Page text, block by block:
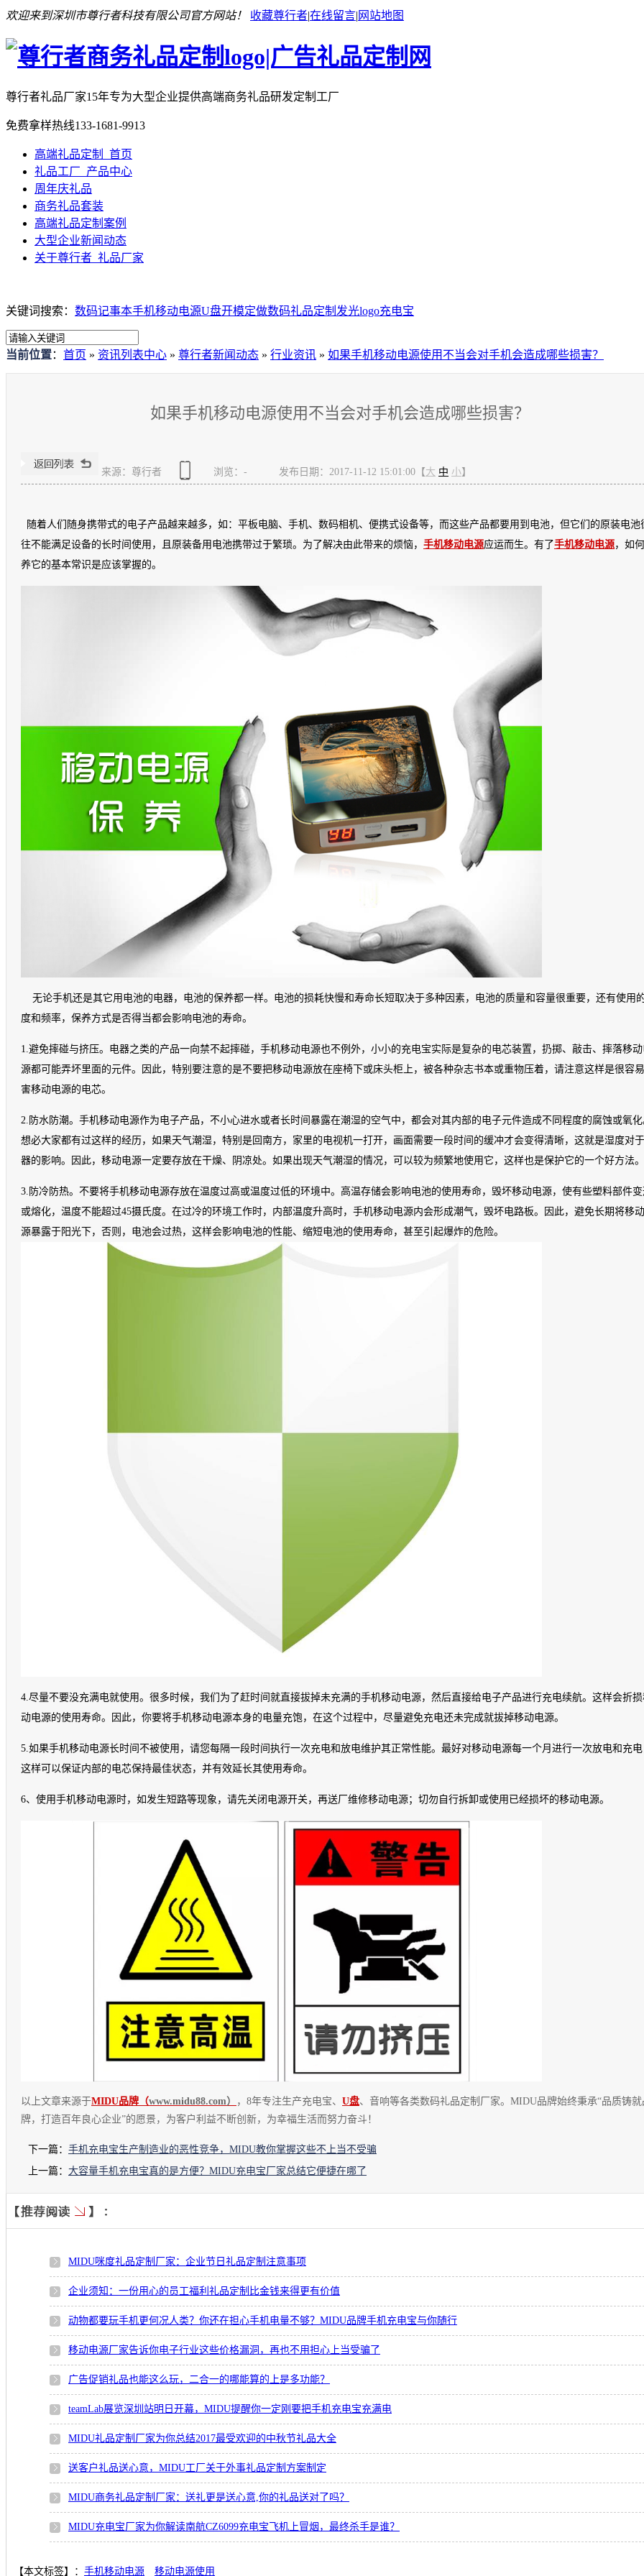
欢迎来到深圳市尊行者科技有限公司官方网站！ 收藏尊行者|在线留言| 网站地图
尊行者礼品厂家15年专为大型企业提供高端商务礼品研发定制工厂
免费拿样热线133-1681-9913
高端礼品定制_首页
礼品工厂_产品中心
周年庆礼品
商务礼品套装
高端礼品定制案例
大型企业新闻动态
关于尊行者_礼品厂家
关键词搜索： 数码记事本手机移动电源U盘开模定做数码礼品定制 发光logo充电宝
当前位置： 首页 » 资讯列表中心 » 尊行者新闻动态 » 行业资讯 » 如果手机移动电源使用不当会对手机会造成哪些损害？
如果手机移动电源使用不当会对手机会造成哪些损害？
来源：尊行者 浏览： - 发布日期：2017-11-12 15:01:00【大 中 小】
随着人们随身携带式的电子产品越来越多，如：平板电脑、手机、数码相机、便携式设备等，而这些产品都要用到电池，但它们的原装电池
往不能满足设备的长时间使用，且原装备用电池携带过于繁琐。为了解决由此带来的烦恼， 手机移动电源应运而生。有了手机移动电源，如
养它的基本常识是应该掌握的。
无论手机还是其它用电池的电器，电池的保养都一样。电池的损耗快慢和寿命长短取决于多种因素，电池的质量和容量很重要，还有使用
度和频率，保养方式是否得当都会影响电池的寿命。
1.避免摔碰与挤压。电器之类的产品一向禁不起摔碰，手机移动电源也不例外，小小的充电宝实际是复杂的电芯装置，扔掷、敲击、摔落移
源都可能弄坏里面的元件。因此，特别要注意的是不要把移动电源放在座椅下或床头柜上，被各种杂志书本或重物压着，请注意这样是很容
害移动电源的电芯。
2.防水防潮。手机移动电源作为电子产品，不小心进水或者长时间暴露在潮湿的空气中，都会对其内部的电子元件造成不同程度的腐蚀或氧
想必大家都有过这样的经历，如果天气潮湿，特别是回南方，家里的电视机一打开，画面需要一段时间的缓冲才会变得清晰，这就是湿度对
器的影响。因此，移动电源一定要存放在干燥、阴凉处。如果出现天气潮湿的情况，可以较为频繁地使用它，这样也是保护它的一个好方法。
3.防冷防热。不要将手机移动电源存放在温度过高或温度过低的环境中。高温存储会影响电池的使用寿命，毁坏移动电源，使有些塑料部件
或熔化，温度不能超过45摄氏度。在过冷的环境工作时，内部温度升高时，手机移动电源内会形成潮气，毁坏电路板。因此，避免长期将移
源暴露于阳光下，否则，电池会过热，这样会影响电池的性能、缩短电池的使用寿命，甚至引起爆炸的危险。
4.尽量不要没充满电就使用。很多时候，我们为了赶时间就直接拔掉未充满的手机移动电源，然后直接给电子产品进行充电续航。这样会折
动电源的使用寿命。因此，你要将手机移动电源本身的电量充饱，在这个过程中，尽量避免充电还未完成就拔掉移动电源。
5.如果手机移动电源长时间不被使用，请您每隔一段时间执行一次充电和放电维护其正常性能。最好对移动电源每一个月进行一次放电和充
这样可以保证内部的电芯保持最佳状态，并有效延长其使用寿命。
6、使用手机移动电源时，如发生短路等现象，请先关闭电源开关，再送厂维修移动电源；切勿自行拆卸或使用已经损坏的移动电源。
以上文章来源于MIDU品牌（www.midu88.com） ， 8年专注生产充电宝、 U盘、音响等各类数码礼品定制厂家。 MIDU品牌始终秉承“品质铸就
牌，打造百年良心企业”的愿景，为客户利益不断创新，为幸福生活而努力奋斗！
下一篇： 手机充电宝生产制造业的恶性竞争，MIDU教你掌握这些不上当不受骗
上一篇： 大容量手机充电宝真的是方便？MIDU充电宝厂家总结它便捷在哪了
MIDU咪度礼品定制厂家：企业节日礼品定制注意事项
企业须知：一份用心的员工福利礼品定制比金钱来得更有价值
动物都要玩手机更何况人类？你还在担心手机电量不够？MIDU品牌手机充电宝与你随行
移动电源厂家告诉你电子行业这些价格漏洞，再也不用担心上当受骗了
广告促销礼品也能这么玩，二合一的哪能算的上是多功能？
teamLab展览深圳站明日开幕，MIDU提醒你一定刚要把手机充电宝充满电
MIDU礼品定制厂家为你总结2017最受欢迎的中秋节礼品大全
送客户礼品送心意，MIDU工厂关于外事礼品定制方案制定
MIDU商务礼品定制厂家：送礼更是送心意,你的礼品送对了吗？
MIDU充电宝厂家为你解读南航CZ6099充电宝飞机上冒烟，最终杀手是谁？
【本文标签】： 手机移动电源 移动电源使用